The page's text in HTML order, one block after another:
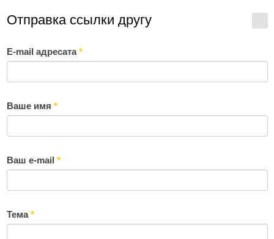
Отправка ссылки другу
E-mail адресата*
Ваше имя *
Ваш e-mail *
Тема*